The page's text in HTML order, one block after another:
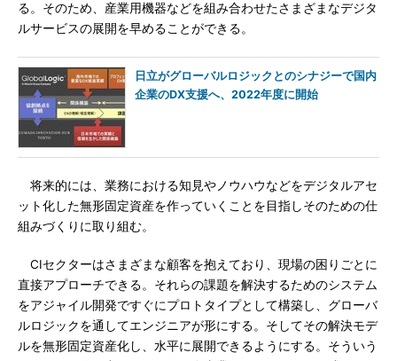
る。そのため、産業用機器などを組み合わせたさまざまなデジタ
ルサービスの展開を早めることができる。
日立がグローバルロジックとのシナジーで国内
企業のDX支援へ、2022年度に開始
将来的には、業務における知見やノウハウなどをデジタルアセ
ット化した無形固定資産を作っていくことを目指しそのための仕
組みづくりに取り組む。
CIセクターはさまざまな顧客を抱えており、現場の困りごとに
直接アプローチできる。それらの課題を解決するためのシステム
をアジャイル開発ですぐにプロトタイプとして構築し、グローバ
ルロジックを通してエンジニアが形にする。そしてその解決モデ
ルを無形固定資産化し、水平に展開できるようにする。そういう